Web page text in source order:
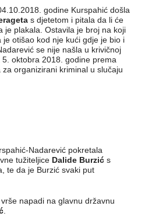
godine Kurspahić došla
s djetetom i pitala da li će
je plakala. Ostavila je broj na koji
otišao kod nje kući gdje je bio i
se nije našla u krivičnoj
oktobra 2018. godine prema
organizirani kriminal u slučaju
Nadarević pokretala
tužiteljice Dalide Burzić s
te da je Burzić svaki put
napadi na glavnu državnu